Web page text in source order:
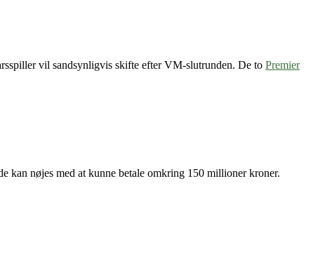
vil sandsynligvis skifte efter VM-slutrunden. De to Premier
kan nøjes med at kunne betale omkring 150 millioner kroner.